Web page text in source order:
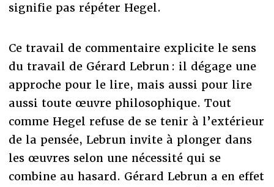
signifie pas répéter Hegel.
Ce travail de commentaire explicite le sens
du travail de Gérard Lebrun : il dégage une
approche pour le lire, mais aussi pour lire
aussi toute œuvre philosophique. Tout
comme Hegel refuse de se tenir à l’extérieur
de la pensée, Lebrun invite à plonger dans
les œuvres selon une nécessité qui se
combine au hasard. Gérard Lebrun a en effet